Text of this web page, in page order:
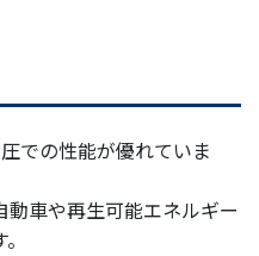
での性能が優れていま
車や再生可能エネルギー